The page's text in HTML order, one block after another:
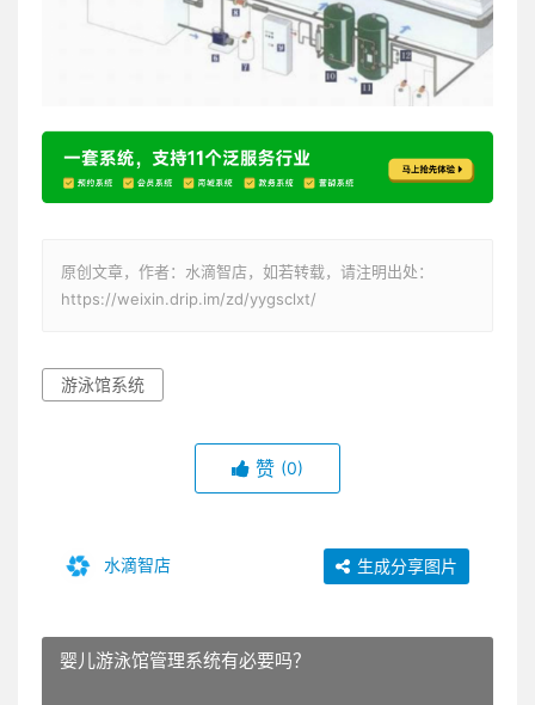
原创文章，作者：水滴智店，如若转载，请注明出处：
https://weixin.drip.im/zd/yygsclxt/
游泳馆系统
赞 (0)
水滴智店 生成分享图片
婴儿游泳馆管理系统有必要吗？